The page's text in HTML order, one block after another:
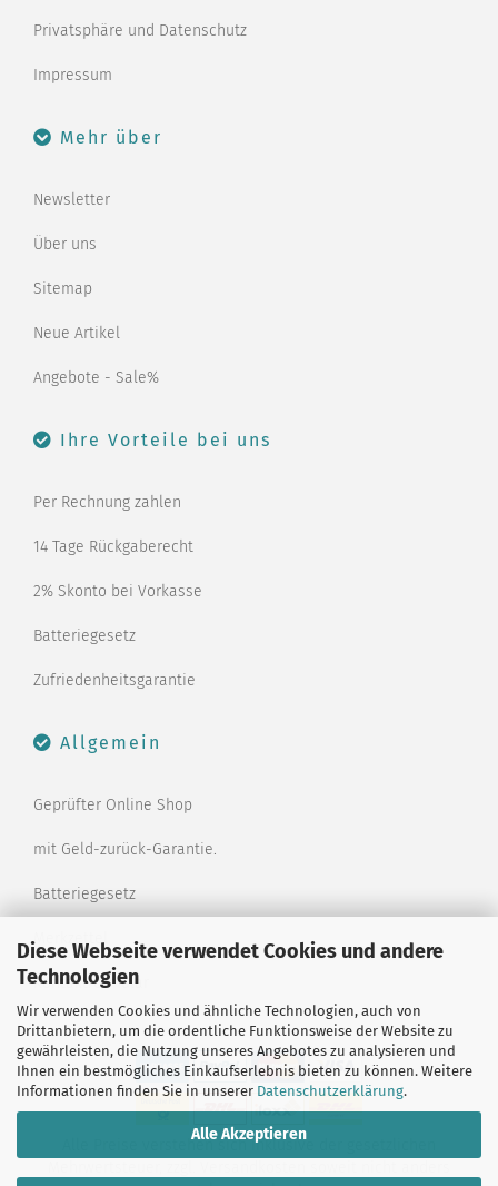
Diese Webseite verwendet Cookies und andere
Technologien
Wir verwenden Cookies und ähnliche Technologien, auch von
Drittanbietern, um die ordentliche Funktionsweise der Website zu
gewährleisten, die Nutzung unseres Angebotes zu analysieren und
Ihnen ein bestmögliches Einkaufserlebnis bieten zu können. Weitere
Informationen finden Sie in unserer Datenschutzerklärung.
Alle Akzeptieren
Privatsphäre und Datenschutz
Impressum
Mehr über
Newsletter
Über uns
Sitemap
Neue Artikel
Angebote - Sale%
Ihre Vorteile bei uns
Per Rechnung zahlen
14 Tage Rückgaberecht
2% Skonto bei Vorkasse
Batteriegesetz
Zufriedenheitsgarantie
Allgemein
Geprüfter Online Shop
mit Geld-zurück-Garantie.
Batteriegesetz
Merkzettel
Kontaktformular
Alle Preise verstehen sich inklusive der gesetzlichen